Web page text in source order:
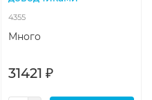
4355
Много
31421 ₽